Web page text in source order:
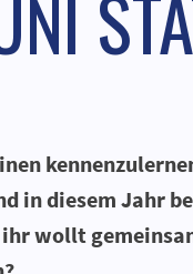
in diesem Jahr
wollt